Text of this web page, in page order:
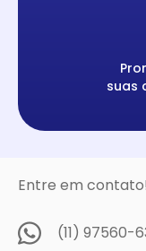
suas
Entre em contato!
(11) 97560-